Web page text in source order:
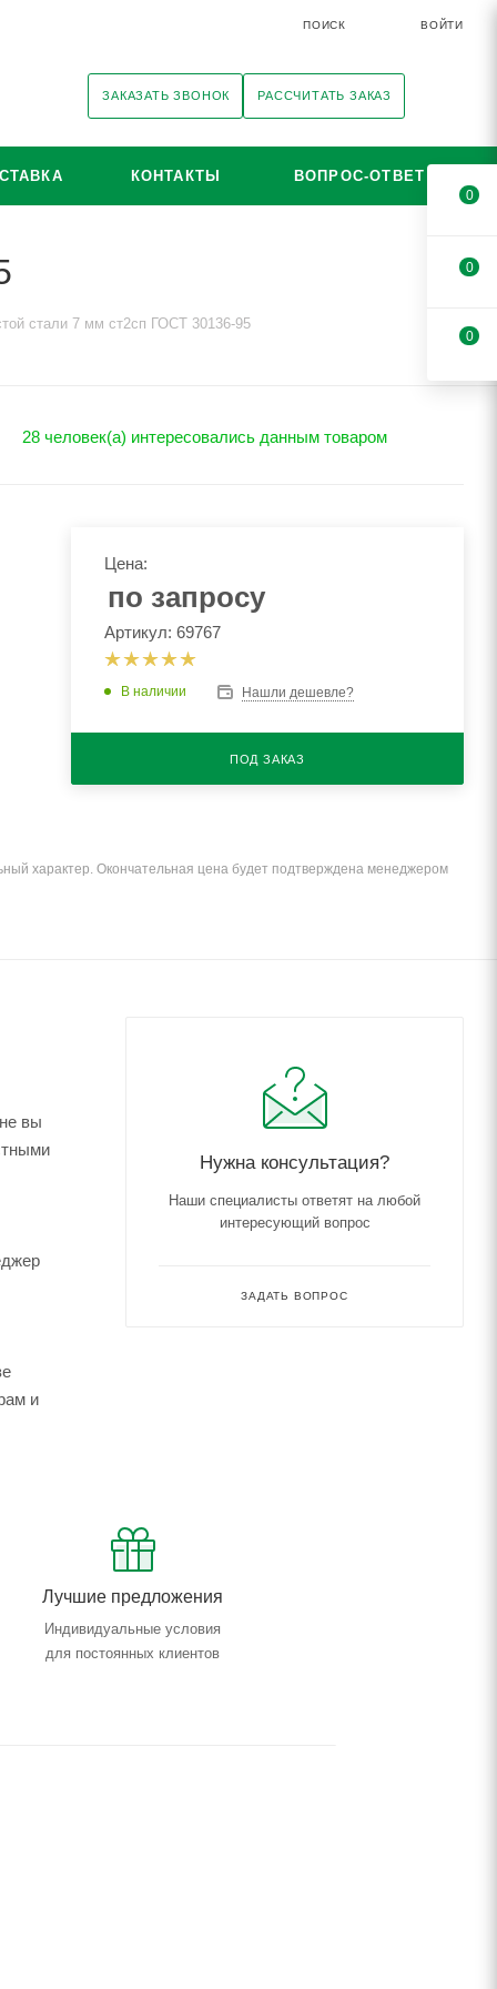
ПОИСК ВОЙТИ
ЗАКАЗАТЬ ЗВОНОК РАССЧИТАТЬ ЗАКАЗ
КОНТАКТЫ ВОПРОС-ОТВЕТ
стали 7 мм ст2сп ГОСТ 30136-95
28 человек(а) интересовались данным товаром
Цена:
по запросу
Артикул: 69767
В наличии Нашли дешевле?
ПОД ЗАКАЗ
характер. Окончательная цена будет подтверждена менеджером
вы
и
Лучшие предложения
Индивидуальные условия
для постоянных клиентов
Нужна консультация?
Наши специалисты ответят на любой
интересующий вопрос
ЗАДАТЬ ВОПРОС
0
0
0